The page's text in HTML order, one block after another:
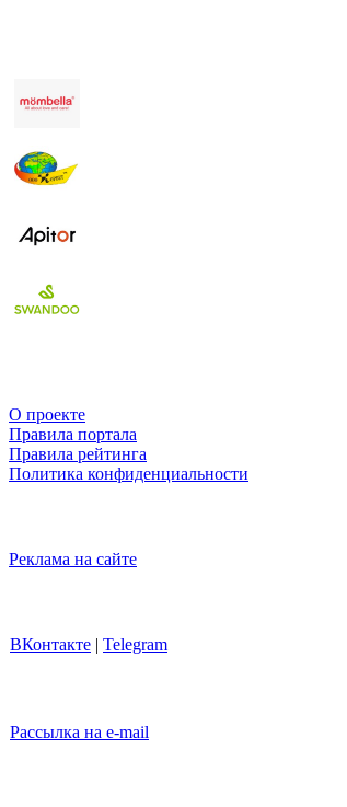
О проекте
Правила портала
Правила рейтинга
Политика конфиденциальности
Реклама на сайте
ВКонтакте | Telegram
Рассылка на e-mail